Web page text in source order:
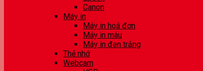
Canon
Máy in
Máy in hoá đơn
Máy in màu
Máy in đen trắng
Thẻ nhớ
Webcam